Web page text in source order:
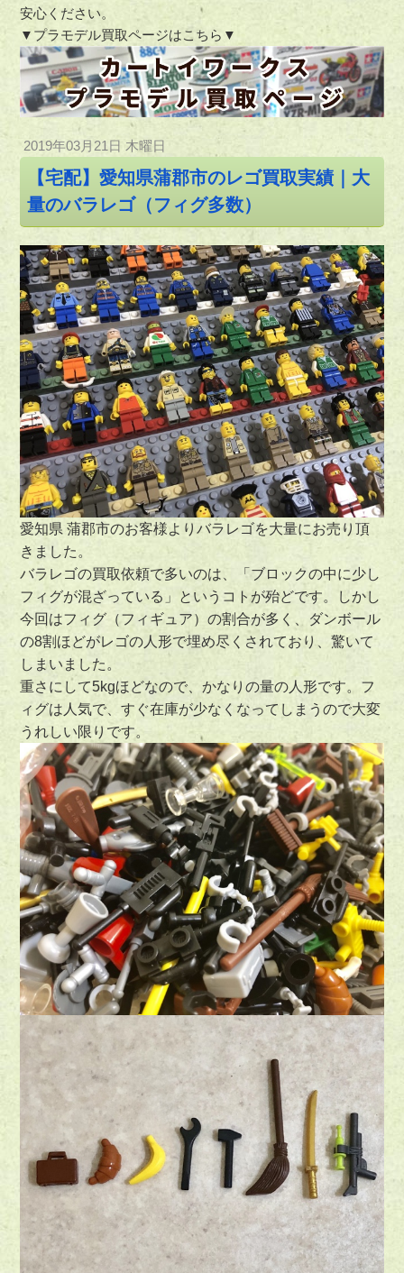
安心ください。
▼プラモデル買取ページはこちら▼
2019年03月21日 木曜日
【宅配】愛知県蒲郡市のレゴ買取実績｜大
量のバラレゴ（フィグ多数）
愛知県 蒲郡市のお客様よりバラレゴを大量にお売り頂
きました。
バラレゴの買取依頼で多いのは、「ブロックの中に少し
フィグが混ざっている」というコトが殆どです。しかし
今回はフィグ（フィギュア）の割合が多く、ダンボール
の8割ほどがレゴの人形で埋め尽くされており、驚いて
しまいました。
重さにして5kgほどなので、かなりの量の人形です。フ
ィグは人気で、すぐ在庫が少なくなってしまうので大変
うれしい限りです。